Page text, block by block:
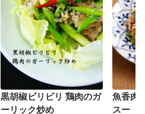
黒胡椒ビリビリ 鶏肉のガ
ーリック炒め
魚香肉
スー